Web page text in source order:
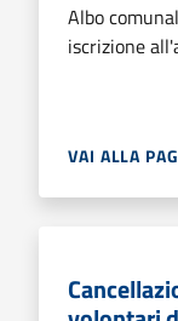
Albo
iscrizione
VAI ALLA